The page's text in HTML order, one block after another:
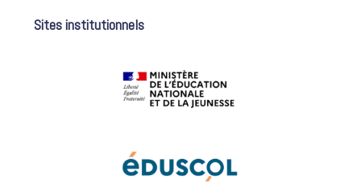
Sites institutionnels